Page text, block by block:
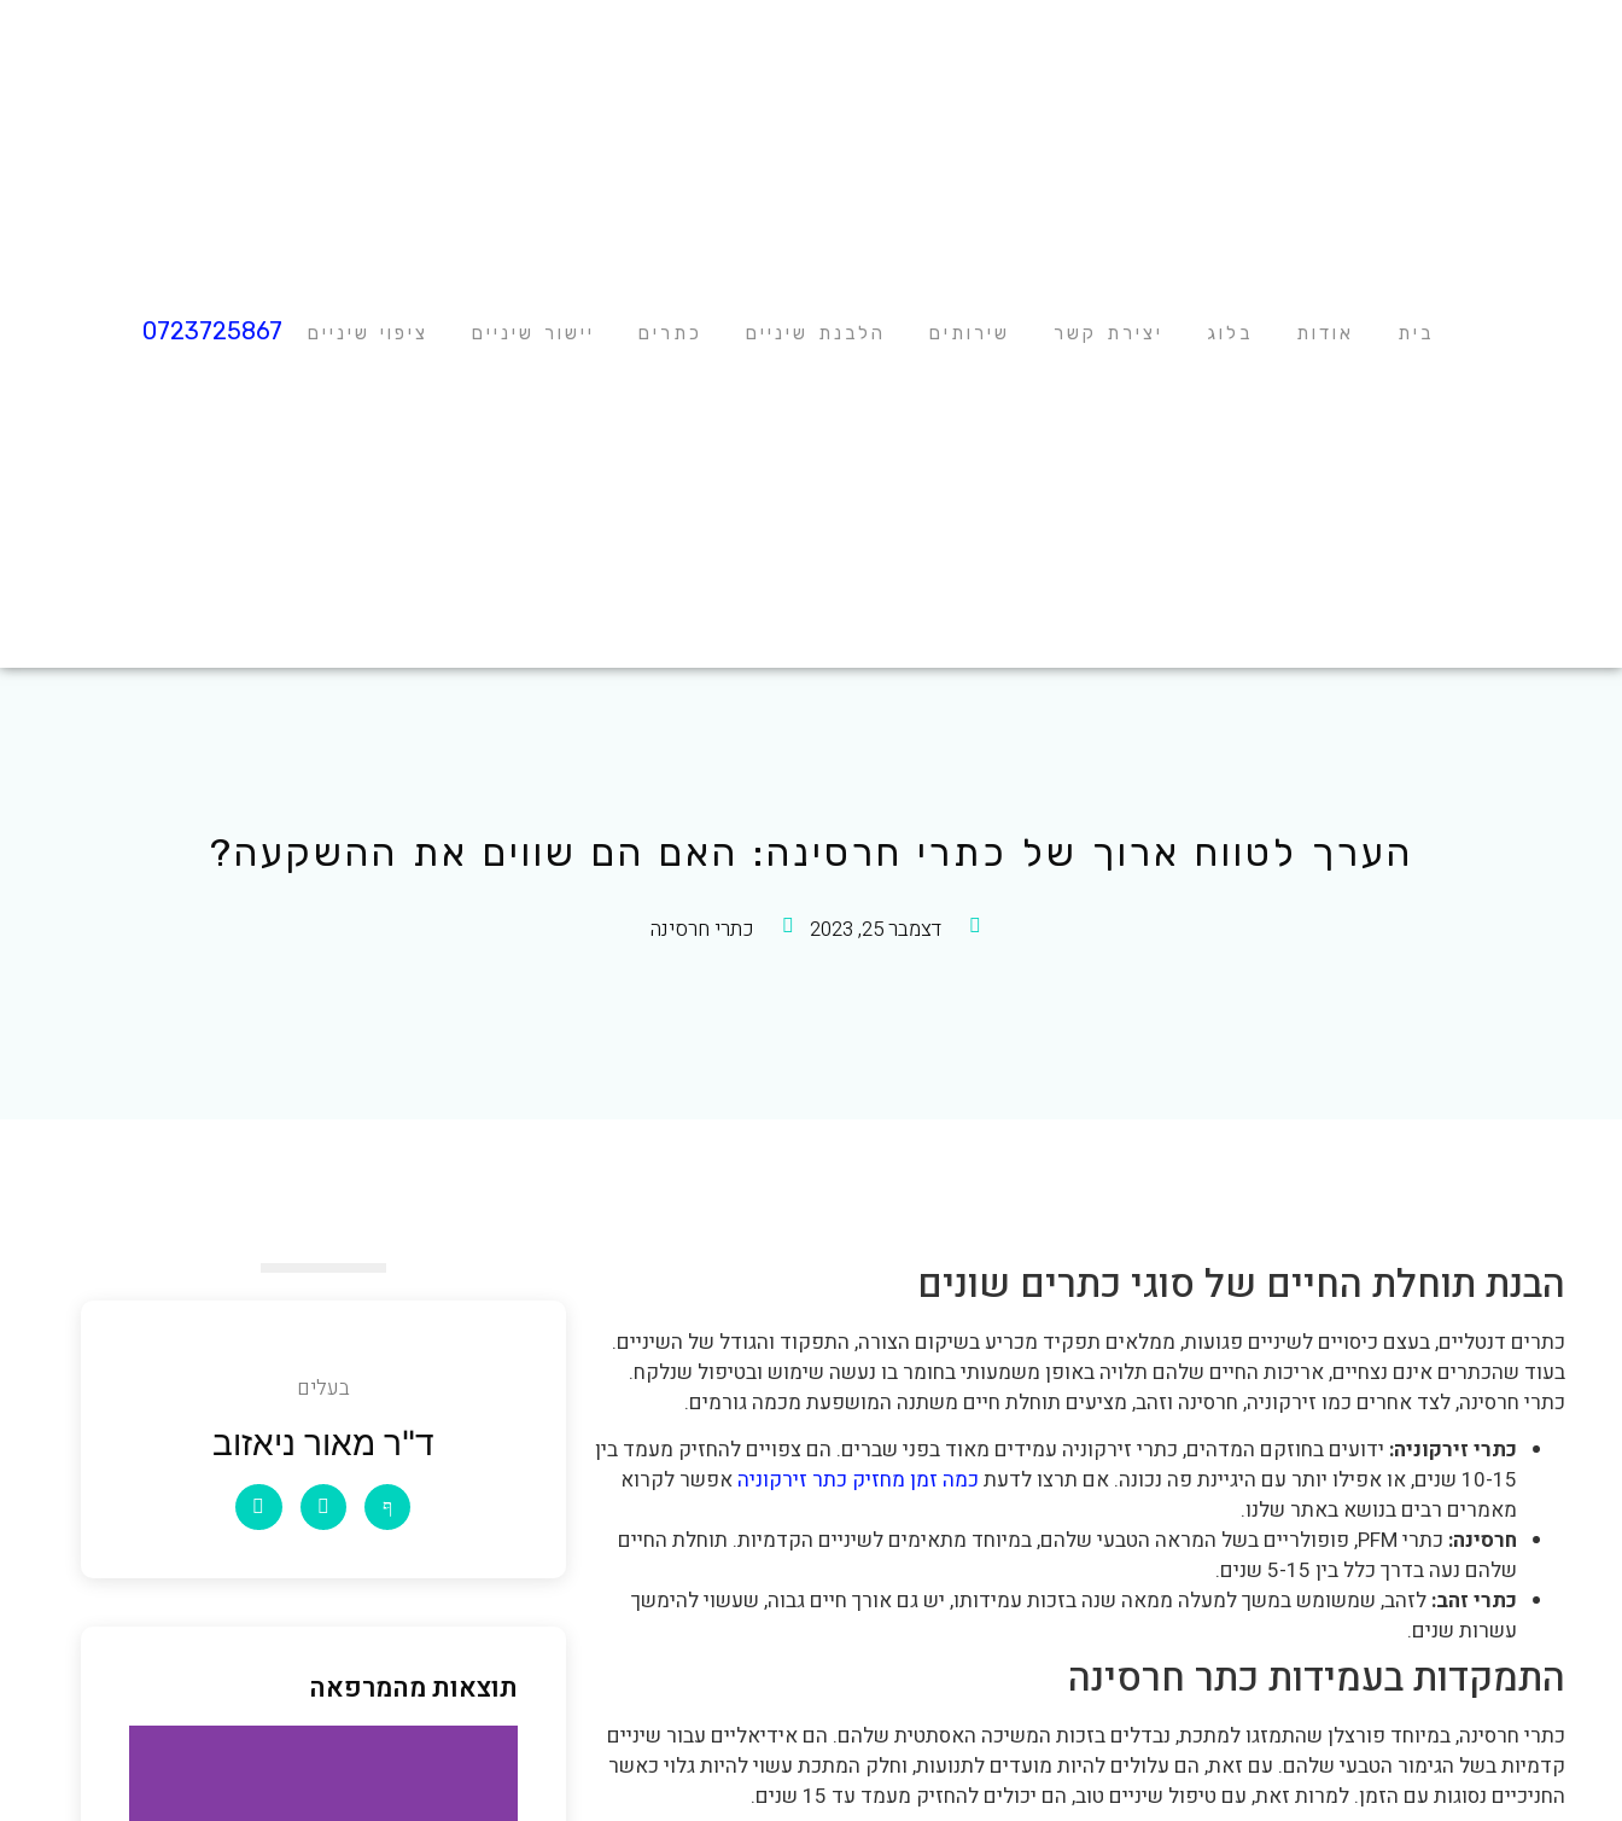
בית אודות בלוג יצירת קשר שירותים הלבנת שיניים כתרים יישור שיניים ציפוי שיניים 0723725867
הערך לטווח ארוך של כתרי חרסינה: האם הם שווים את ההשקעה?
דצמבר 25, 2023 כתרי חרסינה
הבנת תוחלת החיים של סוגי כתרים שונים
כתרים דנטליים, בעצם כיסויים לשיניים פגועות, ממלאים תפקיד מכריע בשיקום הצורה, התפקוד והגודל של השיניים.
בעוד שהכתרים אינם נצחיים, אריכות החיים שלהם תלויה באופן משמעותי בחומר בו נעשה שימוש ובטיפול שנלקח.
כתרי חרסינה, לצד אחרים כמו זירקוניה, חרסינה וזהב, מציעים תוחלת חיים משתנה המושפעת מכמה גורמים.
כתרי זירקוניה: ידועים בחוזקם המדהים, כתרי זירקוניה עמידים מאוד בפני שברים. הם צפויים להחזיק מעמד בין
10-15 שנים, או אפילו יותר עם היגיינת פה נכונה. אם תרצו לדעת
כמה זמן מחזיק כתר זירקוניה אפשר לקרוא
מאמרים רבים בנושא באתר שלנו.
חרסינה:
כתרי PFM, פופולריים בשל המראה הטבעי שלהם, במיוחד מתאימים לשיניים הקדמיות. תוחלת החיים
שלהם נעה בדרך כלל בין 5-15 שנים.
כתרי זהב: לזהב, שמשומש במשך למעלה ממאה שנה בזכות עמידותו, יש גם אורך חיים גבוה, שעשוי להימשך
עשרות שנים.
התמקדות בעמידות כתר חרסינה
כתרי חרסינה, במיוחד פורצלן שהתמזגו למתכת, נבדלים בזכות המשיכה האסתטית שלהם. הם אידיאליים עבור שיניים
קדמיות בשל הגימור הטבעי שלהם. עם זאת, הם עלולים להיות מועדים לתנועות, וחלק המתכת עשוי להיות גלוי כאשר
החניכיים נסוגות עם הזמן. למרות זאת, עם טיפול שיניים טוב, הם יכולים להחזיק מעמד עד 15 שנים.
בעלים
ד"ר מאור ניאזוב
תוצאות מהמרפאה